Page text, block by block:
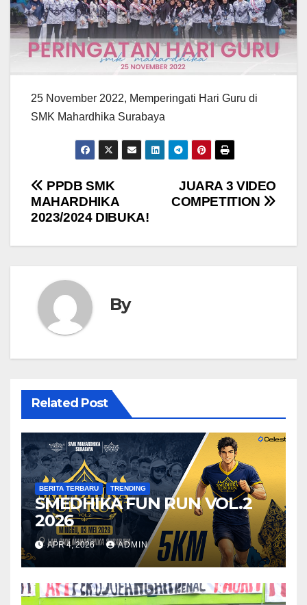
25 November 2022, Memperingati Hari Guru di
SMK Mahardhika Surabaya
Navigasi
pos
JUARA 3 VIDEO
COMPETITION
PPDB SMK
MAHARDHIKA
2023/2024 DIBUKA!
By
Related Post
BERITA TERBARU TRENDING
SMEDHIKA FUN RUN VOL.2
2026
APR 4, 2026 ADMIN